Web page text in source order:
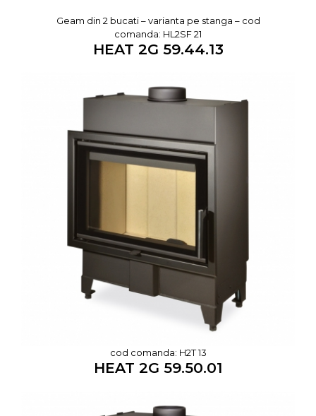
Geam din 2 bucati – varianta pe stanga – cod
comanda: HL2SF 21
HEAT 2G 59.44.13
cod comanda: H2T 13
HEAT 2G 59.50.01